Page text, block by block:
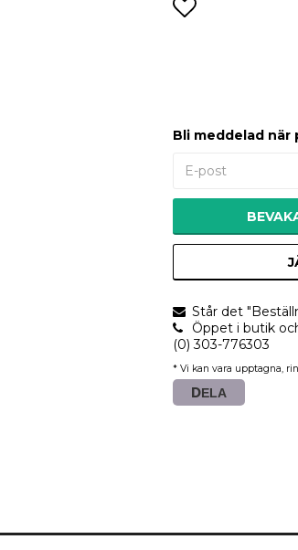
Bli meddelad
Står det
Öppet i butik
(0) 303-776303
* Vi kan vara upptagna,
DELA